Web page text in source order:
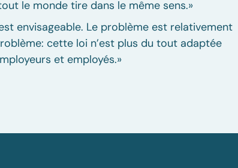
le monde tire dans le même sens.»
envisageable. Le problème est relativement
cette loi n’est plus du tout adaptée
et employés.»